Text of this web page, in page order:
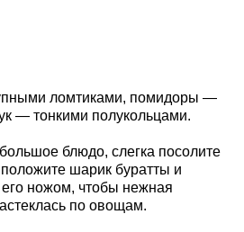
ломтиками, помидоры —
— тонкими полукольцами.
блюдо, слегка посолите
шарик буратты и
его ножом, чтобы нежная
по овощам.